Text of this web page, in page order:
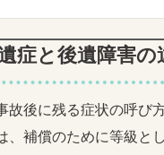
症と後遺障害の
故後に残る症状の呼び
、補償のために等級と